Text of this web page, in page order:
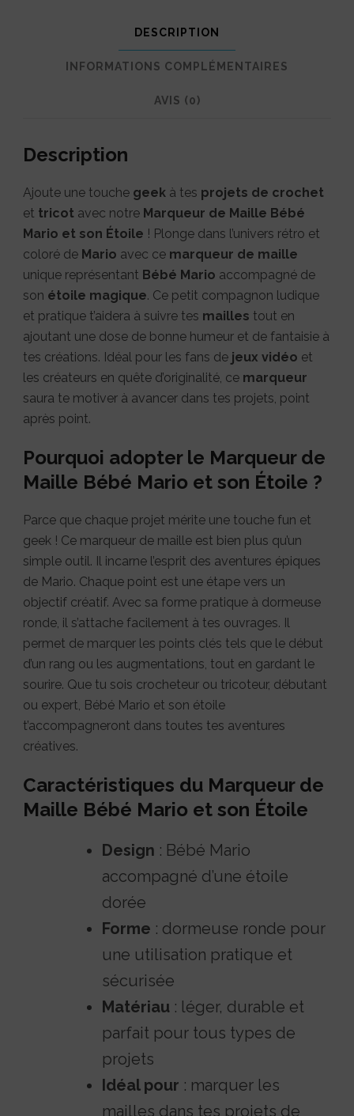
DESCRIPTION
INFORMATIONS COMPLÉMENTAIRES
AVIS (0)
Description
Ajoute une touche geek à tes projets de crochet
et tricot avec notre Marqueur de Maille Bébé
Mario et son Étoile ! Plonge dans l’univers rétro et
coloré de Mario avec ce marqueur de maille
unique représentant Bébé Mario accompagné de
son étoile magique. Ce petit compagnon ludique
et pratique t’aidera à suivre tes mailles tout en
ajoutant une dose de bonne humeur et de fantaisie à
tes créations. Idéal pour les fans de jeux vidéo et
les créateurs en quête d’originalité, ce marqueur
saura te motiver à avancer dans tes projets, point
après point.
Pourquoi adopter le Marqueur de
Maille Bébé Mario et son Étoile ?
Parce que chaque projet mérite une touche fun et
geek ! Ce marqueur de maille est bien plus qu’un
simple outil. Il incarne l’esprit des aventures épiques
de Mario. Chaque point est une étape vers un
objectif créatif. Avec sa forme pratique à dormeuse
ronde, il s’attache facilement à tes ouvrages. Il
permet de marquer les points clés tels que le début
d’un rang ou les augmentations, tout en gardant le
sourire. Que tu sois crocheteur ou tricoteur, débutant
ou expert, Bébé Mario et son étoile
t’accompagneront dans toutes tes aventures
créatives.
Caractéristiques du Marqueur de
Maille Bébé Mario et son Étoile
Design : Bébé Mario
accompagné d’une étoile
dorée
Forme : dormeuse ronde pour
une utilisation pratique et
sécurisée
Matériau : léger, durable et
parfait pour tous types de
projets
Idéal pour : marquer les
mailles dans tes projets de